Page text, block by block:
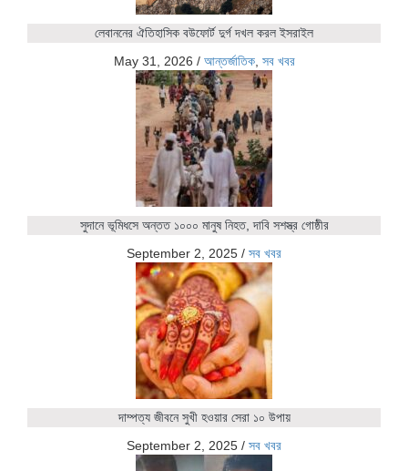
লেবাননের ঐতিহাসিক বউফোর্ট দুর্গ দখল করল ইসরাইল
May 31, 2026 / আন্তর্জাতিক, সব খবর
সুদানে ভূমিধসে অন্তত ১০০০ মানুষ নিহত, দাবি সশস্ত্র গোষ্ঠীর
September 2, 2025 / সব খবর
দাম্পত্য জীবনে সুখী হওয়ার সেরা ১০ উপায়
September 2, 2025 / সব খবর